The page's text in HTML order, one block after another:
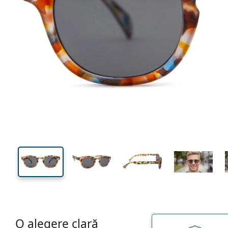
Lățimea ramei
37 mm
Înălțime lentilă
46 mm
Lățimea lentilei
O alegere clară